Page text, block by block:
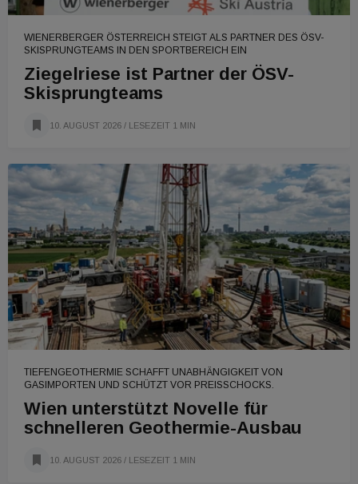
WIENERBERGER ÖSTERREICH STEIGT ALS PARTNER DES ÖSV-
SKISPRUNGTEAMS IN DEN SPORTBEREICH EIN
Ziegelriese ist Partner der ÖSV-
Skisprungteams
10. AUGUST 2026 / LESEZEIT 1 MIN
TIEFENGEOTHERMIE SCHAFFT UNABHÄNGIGKEIT VON
GASIMPORTEN UND SCHÜTZT VOR PREISSCHOCKS.
Wien unterstützt Novelle für
schnelleren Geothermie-Ausbau
10. AUGUST 2026 / LESEZEIT 1 MIN